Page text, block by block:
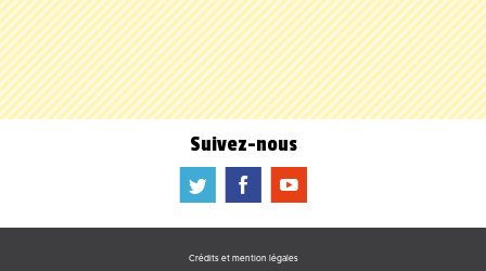
Suivez-nous
a b f
Crédits et mention légales